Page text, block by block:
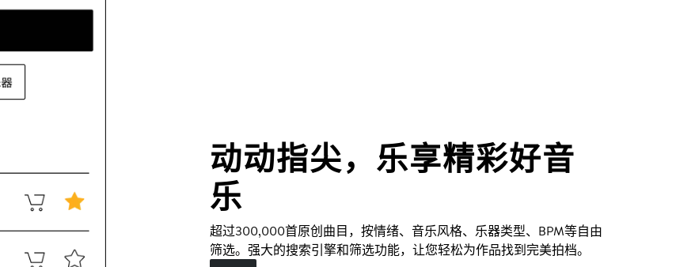
动动指尖，乐享精彩好音
乐
超过300,000首原创曲目，按情绪、音乐风格、乐器类型、BPM等自由
筛选。强大的搜索引擎和筛选功能，让您轻松为作品找到完美拍档。